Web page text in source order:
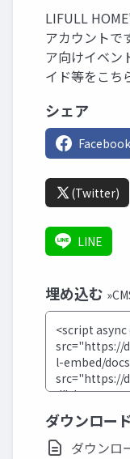
LIFULL
アカウントで
ア向けイベン
イド等をこち
シェア
Facebook
(Twitter)
LINE
埋め込む
ダウンロー
ダウンロ